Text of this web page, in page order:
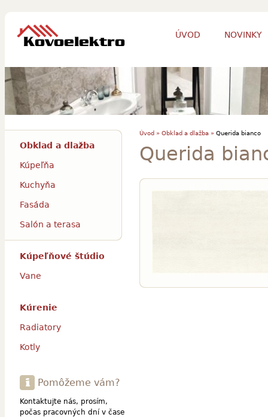
ÚVOD NOVINKY
Úvod » Obklad a dlažba »Querida bianco
Querida
Obklad a dlažba
Kúpeľňa
Kuchyňa
Fasáda
Salón a terasa
Kúpeľňové štúdio
Vane
Kúrenie
Radiatory
Kotly
Pomôžeme vám?
Kontaktujte nás, prosím,
počas pracovných dní v čase